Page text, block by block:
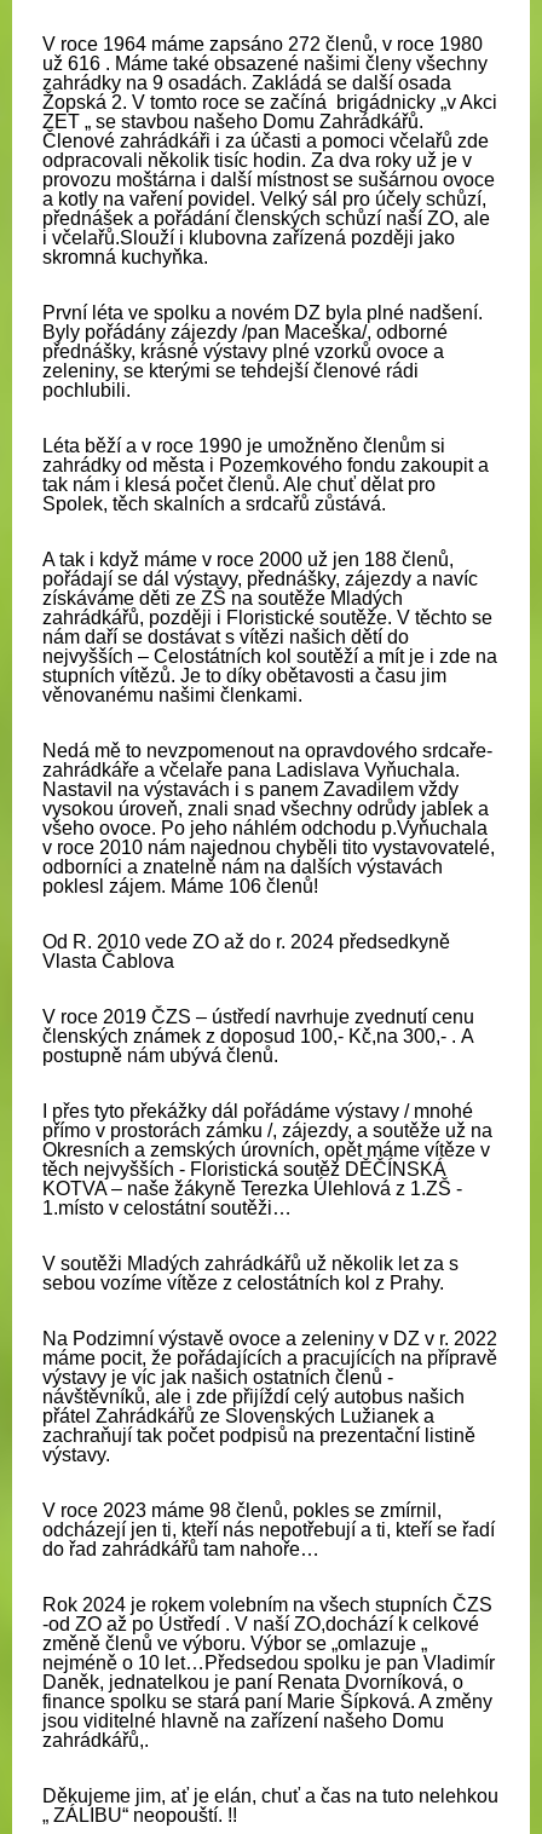
V roce 1964 máme zapsáno 272 č enů, v roce 1980
už 616 . Máme také obsazené našimi členy všechny
zahrádky na 9 osadách. Zakládá se další osada
Žopská 2. V tomto roce se začíná brigádnicky „v Akci
ZET „ se stavbou našeho Domu Zahrádkářů.
Členové zahrádkáři i za účasti a pomoci včelařů zde
odpracovali několik tisíc hodin. Za dva roky už je v
provozu moštárna i další místnost se sušárnou ovoce
a kotly na vaření povidel. Velký sál pro účely schůzí,
přednášek a pořádání členských schůzí naší ZO, ale
i včelařů.Slouží i klubovna zařízená později jako
skromná kuchyňka.
První léta ve spolku a novém DZ byla plné nadšení.
Byly pořádány zájezdy /pan Maceška/, odborné
přednášky, krásné výstavy plné vzorků ovoce a
zeleniny, se kterými se tehdejší členové rádi
pochlubili.
Léta běží a v roce 1990 je umožněno členům si
zahrádky od města i Pozemkového fondu zakoupit a
tak nám i klesá počet členů. Ale chuť dělat pro
Spolek, těch skalních a srdcařů zůstává.
A tak i když máme v roce 2000 už jen 188 členů,
pořádají se dál výstavy, přednášky, zájezdy a navíc
získáváme děti ze ZŠ na soutěže Mladých
zahrádkářů, později i Floristické soutěže. V těchto se
nám daří se dostávat s vítězi našich dětí do
nejvyšších – Celostátních kol soutěží a mít je i zde na
stupních vítězů. Je to díky obětavosti a času jim
věnovanému našimi členkami.
Nedá mě to nevzpomenout na opravdového srdcaře-
zahrádkáře a včelaře pana Ladislava Vyňuchala.
Nastavil na výstavách i s panem Zavadilem vždy
vysokou úroveň, znali snad všechny odrůdy jablek a
všeho ovoce. Po jeho náhlém odchodu p.Vyňuchala
v roce 2010 nám najednou chyběli tito vystavovatelé,
odborníci a znatelně nám na dalších výstavách
poklesl zájem. Máme 106 členů!
Od R. 2010 vede ZO až do r. 2024 předsedkyně
Vlasta Čablova
V roce 2019 ČZS – ústředí navrhuje zvednutí cenu
členských známek z doposud 100,- Kč,na 300,- . A
postupně nám ubývá členů.
I přes tyto překážky dál pořádáme výstavy / mnohé
přímo v prostorách zámku /, zájezdy, a soutěže už na
Okresních a zemských úrovních, opět máme vítěze v
těch nejvyšších - Floristická soutěž DĚČÍNSKÁ
KOTVA – naše žákyně Terezka Úlehlová z 1.ZŠ -
1.místo v celostátní soutěži…
V soutěži Mladých zahrádkářů už několik let za s
sebou vozíme vítěze z celostátních kol z Prahy.
Na Podzimní výstavě ovoce a zeleniny v DZ v r. 2022
máme pocit, že pořádajících a pracujících na přípravě
výstavy je víc jak našich ostatních členů -
návštěvníků, ale i zde přijíždí celý autobus našich
přátel Zahrádkářů ze Slovenských Lužianek a
zachraňují tak počet podpisů na prezentační listině
výstavy.
V roce 2023 máme 98 členů, pokles se zmírnil,
odcházejí jen ti, kteří nás nepotřebují a ti, kteří se řadí
do řad zahrádkářů tam nahoře…
Rok 2024 je rokem volebním na všech stupních ČZS
-od ZO až po Ústředí . V naší ZO,dochází k celkové
změně členů ve výboru. Výbor se „omlazuje „
nejméně o 10 let…Předsedou spolku je pan Vladimír
Daněk, jednatelkou je paní Renata Dvorníková, o
finance spolku se stará paní Marie Šípková. A změny
jsou viditelné hlavně na zařízení našeho Domu
zahrádkářů,.
Děkujeme jim, ať je elán, chuť a čas na tuto nelehkou
„ ZÁLIBU“ neopouští. !!